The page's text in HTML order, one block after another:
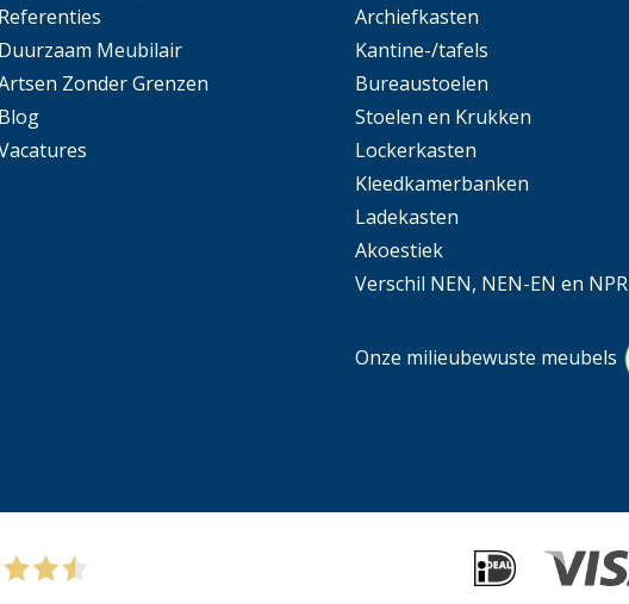
Referenties
Duurzaam Meubilair
Zonder Grenzen
Blog
Archiefkasten
Kantine-/tafels
Bureaustoelen
Stoelen en Krukken
Lockerkasten
Kleedkamerbanken
Ladekasten
Akoestiek
Verschil NEN, NEN-EN en NPR
Onze milieubewuste meubels